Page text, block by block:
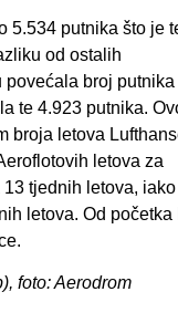
5.534 putnika što je
od ostalih
broj putnika
te 4.923 putnika.
broja letova
letova za
tjednih letova,
letova. Od početka
foto: Aerodrom